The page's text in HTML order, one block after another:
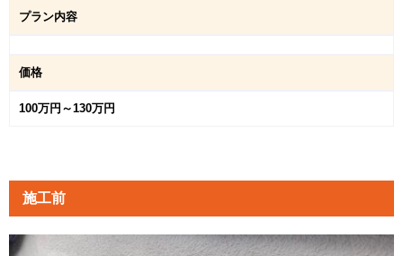
プラン内容
価格
100万円～130万円
施工前